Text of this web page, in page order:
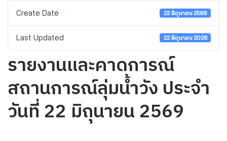
Create Date 22 มิถุนายน 2569
Last Updated 22 มิถุนายน 2026
รายงานและคาดการณ์
สถานการณ์ลุ่มน้ำวัง ประจำ
วันที่ 22 มิถุนายน 2569